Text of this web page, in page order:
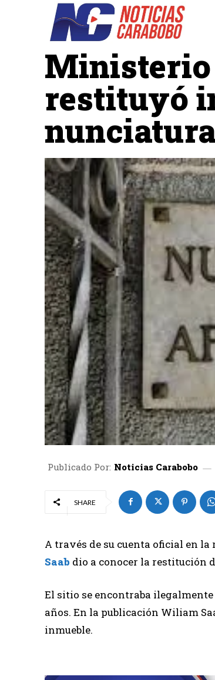
Destacadas
Ministerio
restituyó
Publicado Por: Noticias Carabobo
SHARE
A través de su cuenta oficial en
Saab dio a conocer la restitución
El sitio se encontraba ilegalmente
años. En la publicación Wiliam
inmueble.